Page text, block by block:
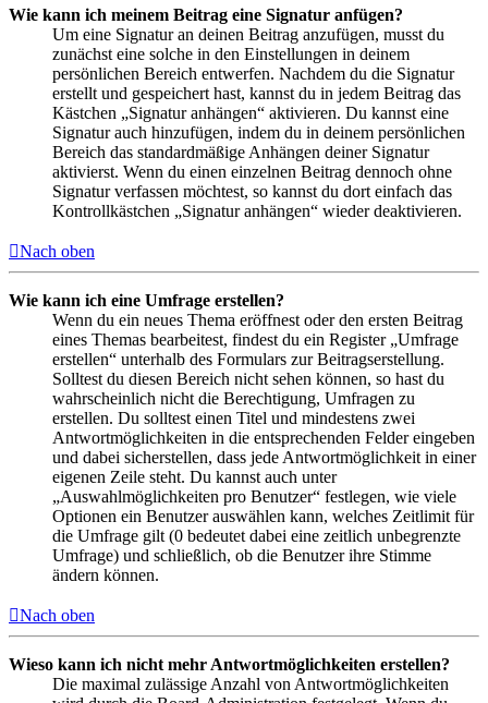
Wie kann ich meinem Beitrag eine Signatur anfügen?
Um eine Signatur an deinen Beitrag anzufügen, musst du
zunächst eine solche in den Einstellungen in deinem
persönlichen Bereich entwerfen. Nachdem du die Signatur
erstellt und gespeichert hast, kannst du in jedem Beitrag das
Kästchen „Signatur anhängen“ aktivieren. Du kannst eine
Signatur auch hinzufügen, indem du in deinem persönlichen
Bereich das standardmäßige Anhängen deiner Signatur
aktivierst. Wenn du einen einzelnen Beitrag dennoch ohne
Signatur verfassen möchtest, so kannst du dort einfach das
Kontrollkästchen „Signatur anhängen“ wieder deaktivieren.
Nach oben
Wie kann ich eine Umfrage erstellen?
Wenn du ein neues Thema eröffnest oder den ersten Beitrag
eines Themas bearbeitest, findest du ein Register „Umfrage
erstellen“ unterhalb des Formulars zur Beitragserstellung.
Solltest du diesen Bereich nicht sehen können, so hast du
wahrscheinlich nicht die Berechtigung, Umfragen zu
erstellen. Du solltest einen Titel und mindestens zwei
Antwortmöglichkeiten in die entsprechenden Felder eingeben
und dabei sicherstellen, dass jede Antwortmöglichkeit in einer
eigenen Zeile steht. Du kannst auch unter
„Auswahlmöglichkeiten pro Benutzer“ festlegen, wie viele
Optionen ein Benutzer auswählen kann, welches Zeitlimit für
die Umfrage gilt (0 bedeutet dabei eine zeitlich unbegrenzte
Umfrage) und schließlich, ob die Benutzer ihre Stimme
ändern können.
Nach oben
Wieso kann ich nicht mehr Antwortmöglichkeiten erstellen?
Die maximal zulässige Anzahl von Antwortmöglichkeiten